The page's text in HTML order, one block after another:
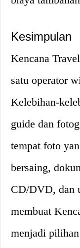
Kesimpulan
Kencana
satu operator
Kelebihan-
guide dan
tempat foto
bersaing,
CD/DVD, dan
membuat
menjadi